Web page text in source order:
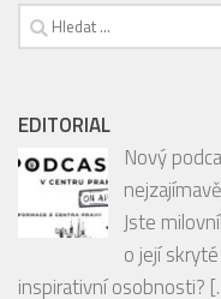
Vyhledávání
EDITORIAL
Nový
Jste
o její
inspirativní osobnosti?